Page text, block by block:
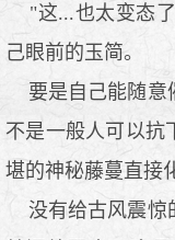
"这...也太变态了
己眼前的玉简。
要是自己能随意
不是一般人可以抗
堪的神秘藤蔓直接
没有给古风震惊